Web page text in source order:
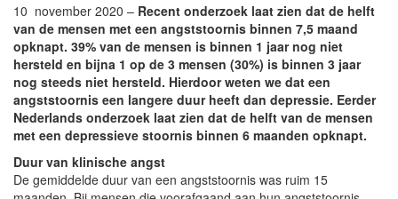
10 november 2020 – Recent onderzoek laat zien dat de helft
van de mensen met een angststoornis binnen 7,5 maand
opknapt. 39% van de mensen is binnen 1 jaar nog niet
hersteld en bijna 1 op de 3 mensen (30%) is binnen 3 jaar
nog steeds niet hersteld. Hierdoor weten we dat een
angststoornis een langere duur heeft dan depressie. Eerder
Nederlands onderzoek laat zien dat de helft van de mensen
met een depressieve stoornis binnen 6 maanden opknapt.
Duur van klinische angst
De gemiddelde duur van een angststoornis was ruim 15